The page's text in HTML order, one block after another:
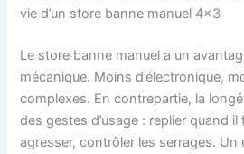
vie d’un store banne manuel 4×3
Le store banne manuel a un
mécanique. Moins d’électronique,
complexes. En contrepartie, la
des gestes d’usage : replier quand
agresser, contrôler les serrages. Un